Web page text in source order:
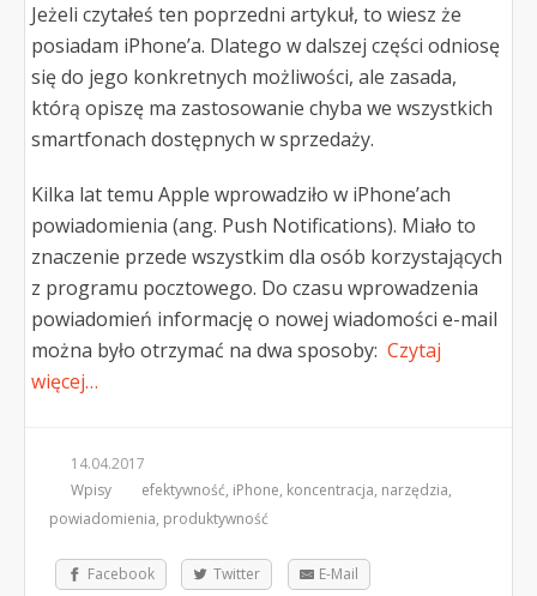
Jeżeli czytałeś ten poprzedni artykuł, to wiesz że
posiadam iPhone’a. Dlatego w dalszej części odniosę
się do jego konkretnych możliwości, ale zasada,
którą opiszę ma zastosowanie chyba we wszystkich
smartfonach dostępnych w sprzedaży.
Kilka lat temu Apple wprowadziło w iPhone’ach
powiadomienia (ang. Push Notifications). Miało to
znaczenie przede wszystkim dla osób korzystających
z programu pocztowego. Do czasu wprowadzenia
powiadomień informację o nowej wiadomości e-mail
można było otrzymać na dwa sposoby: Czytaj
więcej…
14.04.2017
Wpisy
efektywność, iPhone, koncentracja, narzędzia,
powiadomienia, produktywność
Facebook Twitter E-Mail